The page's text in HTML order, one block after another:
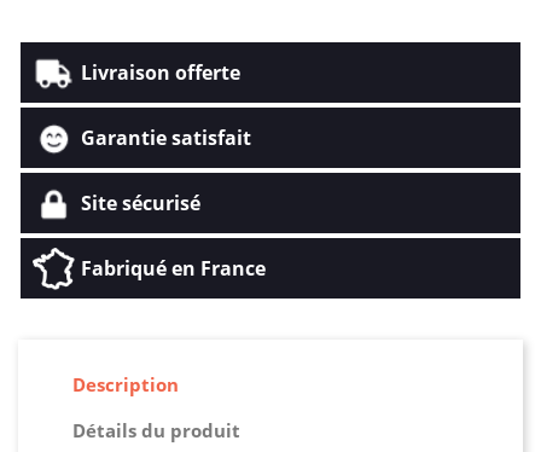
Livraison offerte
Garantie satisfait
Site sécurisé
Fabriqué en France
Description
Détails du produit